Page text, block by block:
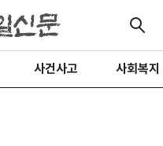
사건사고 사회복지